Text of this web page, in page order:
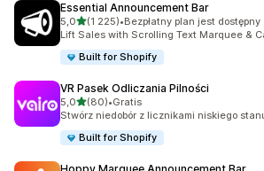
Essential Announcement Bar
5,0na 5 gwiazdek
(1 225)
Łączna liczba recenzji: 1225
•Bezpłatny plan jest dostępny
Lift Sales with Scrolling Text Marquee &
Built for Shopify
VR Pasek Odliczania Pilności
5,0na 5 gwiazdek
(80)
Łączna liczba recenzji: 80
•Gratis
Stwórz niedobór z licznikami niskiego
Built for Shopify